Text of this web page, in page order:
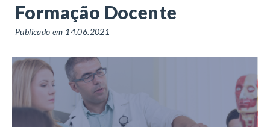
Formação Docente
Publicado em 14.06.2021